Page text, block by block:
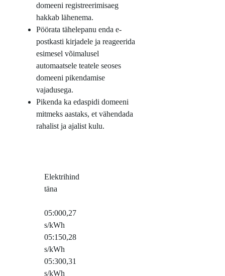
domeeni registreerimisaeg
hakkab lähenema.
Pöörata tähelepanu enda e-
postkasti kirjadele ja reageerida
esimesel võimalusel
automaatsele teatele seoses
domeeni pikendamise
vajadusega.
Pikenda ka edaspidi domeeni
mitmeks aastaks, et vähendada
rahalist ja ajalist kulu.
Elektrihind
täna
05:000,27
s/kWh
05:150,28
s/kWh
05:300,31
s/kWh